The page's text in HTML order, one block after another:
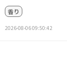
香り
2026-08-06 09:50:42